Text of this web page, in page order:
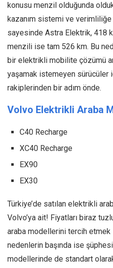
konusu menzil olduğunda
kazanım sistemi ve verimliliğe
sayesinde Astra Elektrik, 418
menzili ise tam 526 km. Bu
bir elektrikli mobilite çözümü
yaşamak istemeyen sürücüler
rakiplerinden bir adım önde.
Volvo Elektrikli Araba
C40 Recharge
XC40 Recharge
EX90
EX30
Türkiye’de satılan elektrikli
Volvo’ya ait! Fiyatları biraz
araba modellerini tercih
nedenlerin başında ise
modellerinde de standart